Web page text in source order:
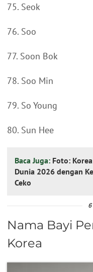
75. Seok
76. Soo
77. Soon Bok
78. Soo Min
79. So Young
80. Sun Hee
Baca Juga: Foto:
Dunia 2026 dengan
Ceko
6
Nama Bayi
Korea